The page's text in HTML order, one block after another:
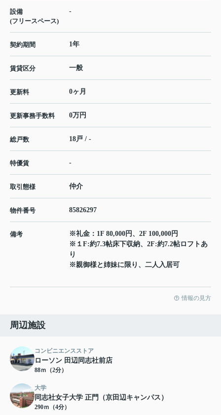
設備
(フリースペース)
-
契約期間 1年
賃貸区分 一般
更新料 0ヶ月
更新事務手数料 0万円
総戸数 18戸 / -
特優賃 -
取引態様 仲介
物件番号 85826297
備考
※礼金：1F 80,000円、2F 100,000円
※１F:約7.3帖床下収納、2F:約7.2帖ロフトあ
り
※親御様と姉妹に限り、二人入居可
情報の見方
周辺施設
コンビニエンスストア
ローソン 田辺同志社前店
88ｍ（2分）
大学
同志社女子大学 正門（京田辺キャンパス）
290ｍ（4分）